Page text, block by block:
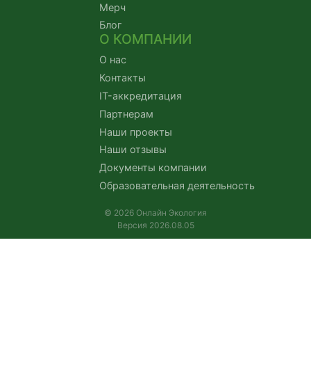
Мерч
Блог
О КОМПАНИИ
О нас
Контакты
IT-аккредитация
Партнерам
Наши проекты
Наши отзывы
Документы компании
Образовательная деятельность
© 2026 Онлайн Экология
Версия 2026.08.05